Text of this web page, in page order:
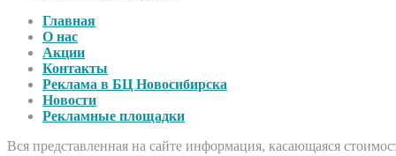
Главная
О нас
Акции
Контакты
Реклама в БЦ Новосибирска
Новости
Рекламные площадки
Вся представленная на сайте информация, касающаяся